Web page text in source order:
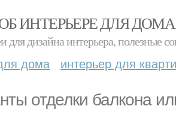
ИНТЕРЬЕРЕ ДЛЯ
для дизайна интерьера, полезные
дома интерьер для
отделки балкона